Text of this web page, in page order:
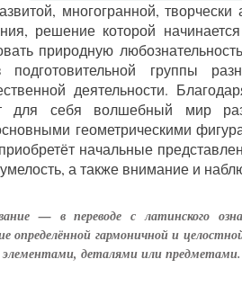
многогранной,
решение которой
природную
группы
деятельности.
для себя волшебный мир
геометрическими
начальные
а также внимание и
— в переводе с латинского
определённой гармоничной и
деталями или предметами.